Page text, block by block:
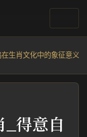
生肖文化中的象征意义
_得意自